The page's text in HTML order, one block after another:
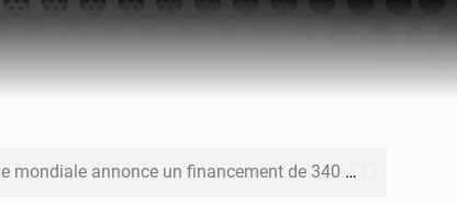
financement de 340 milliards FCFA pour soutenir les priorités de la Vision Sénégal 2050